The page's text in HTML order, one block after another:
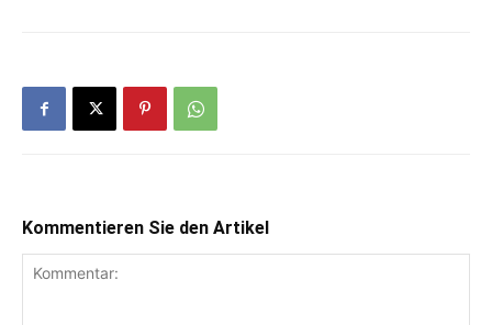
Kommentieren Sie den Artikel